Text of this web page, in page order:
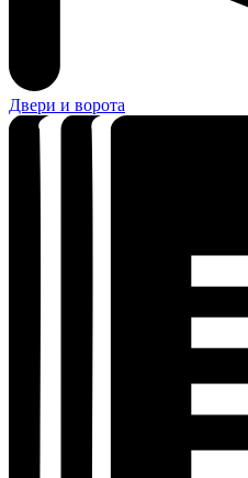
Двери и ворота